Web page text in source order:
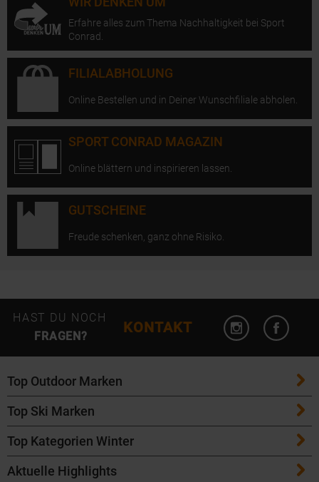
Erfahre alles zum Thema Nachhaltigkeit bei Sport
Conrad.
FILIALABHOLUNG
Online Bestellen und in Deiner Wunschfiliale abholen.
SPORT CONRAD MAGAZIN
Online blättern und inspirieren lassen.
GUTSCHEINE
Freude schenken, ganz ohne Risiko.
HAST DU NOCH
FRAGEN?
KONTAKT
Instagram
Top Outdoor Marken
Patagonia
Maloja
Salomon
Top Ski Marken
ATK Bindungen
K2 Ski
Top Kategorien Winter
Ski
Aktuelle Highlights